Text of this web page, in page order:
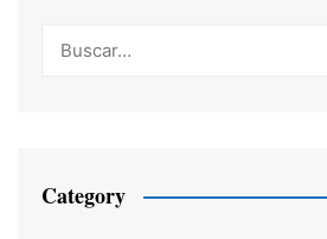
Category